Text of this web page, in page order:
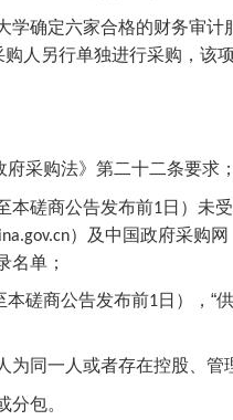
学确定六家合格的财务审计
购人另行单独进行采购，该
采购法》第二十二条要求；
本磋商公告发布前1日）未
）及中国政府采购网
名单；
本磋商公告发布前1日），“
为同一人或者存在控股、管
分包。